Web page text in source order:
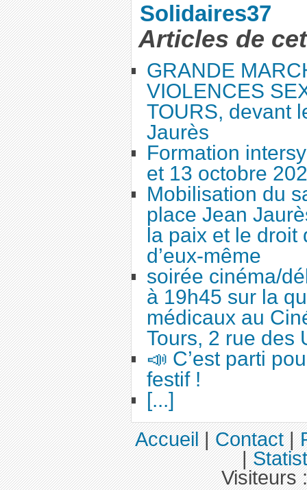
Solidaires37
Articles de
GRANDE
VIOLENCES
TOURS, devant
Jaurès
Formation
et 13 octobre
Mobilisation du
place Jean
la paix et le droit
d’eux-même
soirée cinéma/
à 19h45 sur la
médicaux au
Tours, 2 rue des
📣 C’est parti
festif !
[...]
Accueil|Contact|
|
Visiteurs